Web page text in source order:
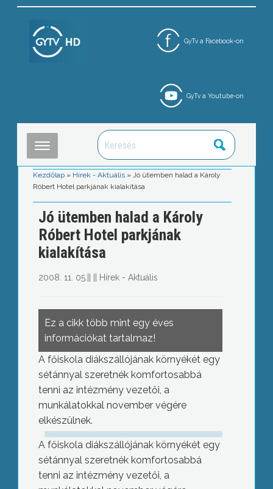
GyTv a Facebook-on
GyTv a Youtube-on
Kezdőlap » Hírek - Aktuális »Jó ütemben halad a Károly
Róbert Hotel parkjának kialakítása
Jó ütemben halad a Károly
Róbert Hotel parkjának
kialakítása
2008. 11. 05. Hírek - Aktuális
Ez a cikk több mint egy éves
információkat tartalmaz!
A főiskola diákszállójának környékét egy
sétánnyal szeretnék komfortosabbá
tenni az intézmény vezetői, a
munkálatokkal november végére
elkészülnek.
A főiskola diákszállójának környékét egy
sétánnyal szeretnék komfortosabbá
tenni az intézmény vezetői, a